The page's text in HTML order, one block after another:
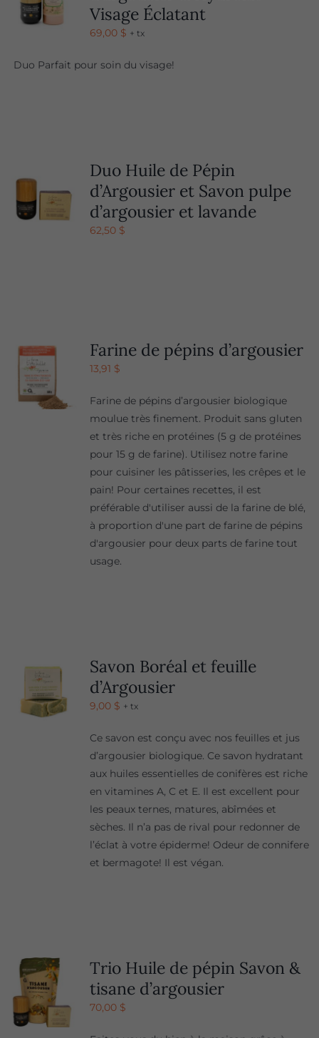
Visage Éclatant
69,00 $ + tx
Duo Parfait pour soin du visage!
Duo Huile de Pépin
d’Argousier et Savon pulpe
d’argousier et lavande
62,50 $
Farine de pépins d’argousier
13,91 $
Farine de pépins d’argousier biologique
moulue très finement. Produit sans gluten
et très riche en protéines (5 g de protéines
pour 15 g de farine). Utilisez notre farine
pour cuisiner les pâtisseries, les crêpes et le
pain! Pour certaines recettes, il est
préférable d'utiliser aussi de la farine de blé,
à proportion d'une part de farine de pépins
d'argousier pour deux parts de farine tout
usage.
Savon Boréal et feuille
d’Argousier
9,00 $ + tx
Ce savon est conçu avec nos feuilles et jus
d’argousier biologique. Ce savon hydratant
aux huiles essentielles de conifères est riche
en vitamines A, C et E. Il est excellent pour
les peaux ternes, matures, abîmées et
sèches. Il n’a pas de rival pour redonner de
l’éclat à votre épiderme! Odeur de connifere
et bermagote! Il est végan.
Trio Huile de pépin Savon &
tisane d’argousier
70,00 $